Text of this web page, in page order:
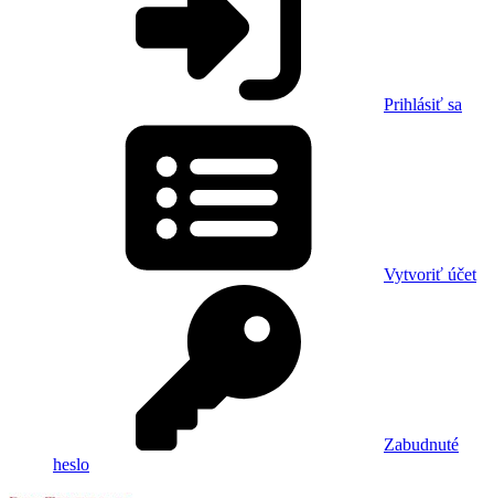
Prihlásiť sa
Vytvoriť účet
Zabudnuté
heslo